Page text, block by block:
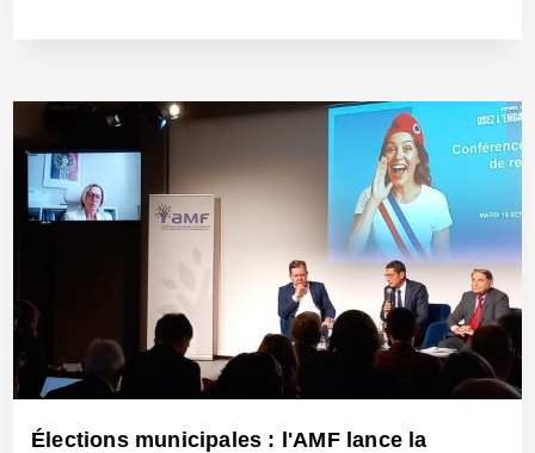
17 Sep 2025 - Réf: BW42782
Élections municipales : l'AMF lance la